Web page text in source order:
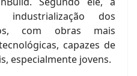
dos
com obras mais
capazes de
especialmente jovens.